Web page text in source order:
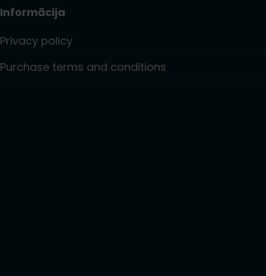
Informācija
Privacy policy
Purchase terms and conditions